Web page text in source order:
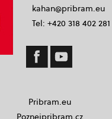
kahan@pribram.eu
Tel: +420 318 402 281
Pribram.eu
Poznejpribram.cz